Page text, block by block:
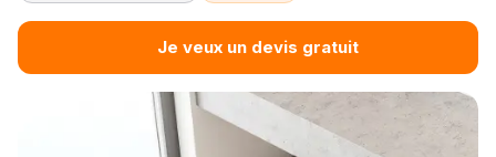
Je veux un devis gratuit